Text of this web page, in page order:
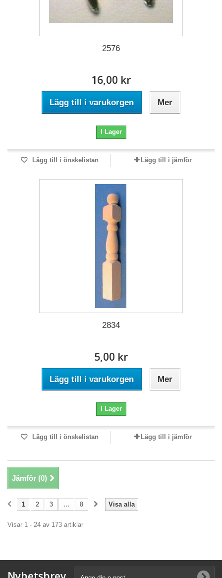
2576
16,00 kr
Lägg till i varukorgen Mer
I Lager
Lägg till i önskelistan Lägg till i jämför
2834
5,00 kr
Lägg till i varukorgen Mer
I Lager
Lägg till i önskelistan Lägg till i jämför
Jämför (0)
Visa alla
1 2 3 ... 8
Visar 1 - 24 av 173 artiklar